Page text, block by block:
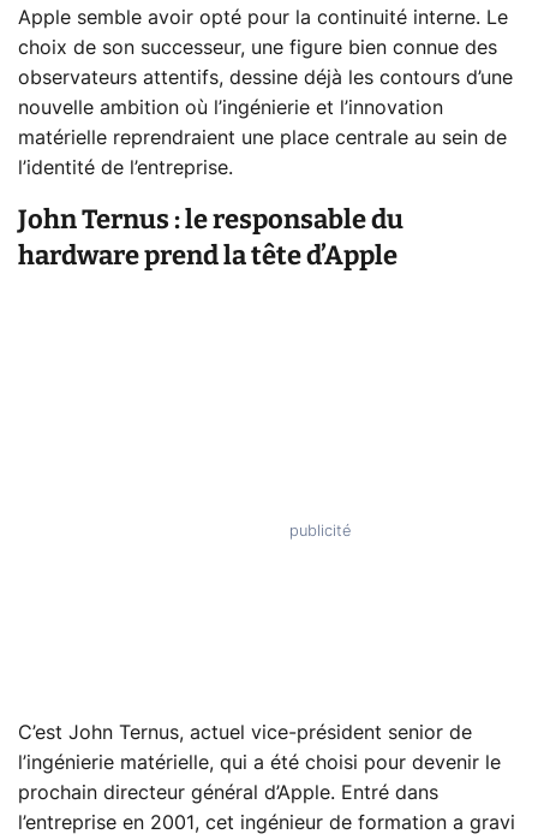
Apple semble avoir opté pour la continuité interne. Le
choix de son successeur, une figure bien connue des
observateurs attentifs, dessine déjà les contours d’une
nouvelle ambition où l’ingénierie et l’innovation
matérielle reprendraient une place centrale au sein de
l’identité de l’entreprise.
John Ternus : le responsable du
hardware prend la tête d’Apple
C’est John Ternus, actuel vice-président senior de
l’ingénierie matérielle, qui a été choisi pour devenir le
prochain directeur général d’Apple. Entré dans
l’entreprise en 2001, cet ingénieur de formation a gravi